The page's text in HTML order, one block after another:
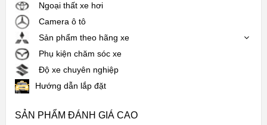
Ngoại thất xe hơi
Camera ô tô
Sản phẩm theo hãng xe
Phụ kiện chăm sóc xe
Độ xe chuyên nghiệp
Hướng dẫn lắp đặt
SẢN PHẨM ĐÁNH GIÁ CAO